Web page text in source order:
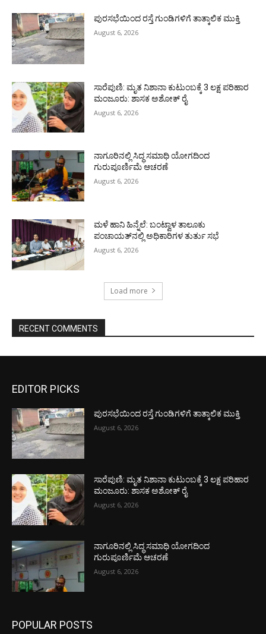
ಪುರಸಭೆಯಿಂದ ರಸ್ತೆ ಗುಂಡಿಗಳಿಗೆ ತಾತ್ಕಾಲಿಕ ಮುಕ್ತಿ
August 6, 2026
ಸಾರೆಪುಣಿ: ಮೃತ ನಿಶಾನಾ ಕುಟುಂಬಕ್ಕೆ 3 ಲಕ್ಷ ಪರಿಹಾರ
ಮಂಜೂರು: ಶಾಸಕ ಅಶೋಕ್ ರೈ
August 6, 2026
ನಾಗೂರಿನಲ್ಲಿ ಸಿದ್ಧ ಸಮಾಧಿ ಯೋಗದಿಂದ
ಗುರುಪೂರ್ಣಿಮೆ ಆಚರಣೆ
August 6, 2026
ಮಳೆ ಹಾನಿ ಹಿನ್ನೆಲೆ: ಬಂಟ್ವಾಳ ತಾಲೂಕು
ಪಂಚಾಯತ್‌ನಲ್ಲಿ ಅಧಿಕಾರಿಗಳ ತುರ್ತು ಸಭೆ
August 6, 2026
Load more
RECENT COMMENTS
EDITOR PICKS
ಪುರಸಭೆಯಿಂದ ರಸ್ತೆ ಗುಂಡಿಗಳಿಗೆ ತಾತ್ಕಾಲಿಕ ಮುಕ್ತಿ
August 6, 2026
ಸಾರೆಪುಣಿ: ಮೃತ ನಿಶಾನಾ ಕುಟುಂಬಕ್ಕೆ 3 ಲಕ್ಷ ಪರಿಹಾರ
ಮಂಜೂರು: ಶಾಸಕ ಅಶೋಕ್ ರೈ
August 6, 2026
ನಾಗೂರಿನಲ್ಲಿ ಸಿದ್ಧ ಸಮಾಧಿ ಯೋಗದಿಂದ
ಗುರುಪೂರ್ಣಿಮೆ ಆಚರಣೆ
August 6, 2026
POPULAR POSTS